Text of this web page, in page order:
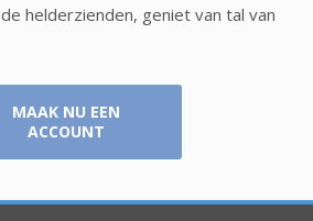
helderzienden, geniet van tal van
MAAK NU EEN
ACCOUNT